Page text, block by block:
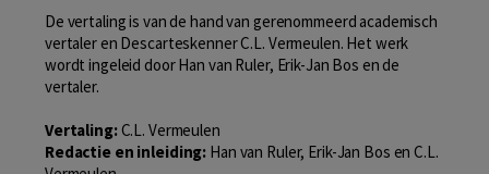
De vertaling is van de hand van gerenommeerd academisch
vertaler en Descarteskenner C.L. Vermeulen. Het werk
wordt ingeleid door Han van Ruler, Erik-Jan Bos en de
vertaler.
Vertaling:C.L. Vermeulen
Redactie en inleiding: Han van Ruler, Erik-Jan Bos en C.L.